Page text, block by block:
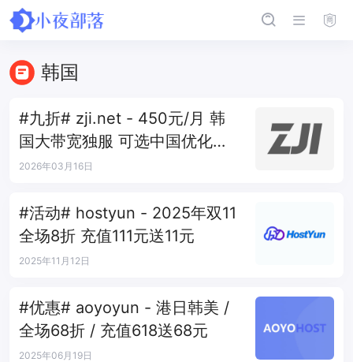
韩国
#九折# zji.net - 450元/月 韩
国大带宽独服 可选中国优化和
纯国际线路
2026年03月16日
#活动# hostyun - 2025年双11
全场8折 充值111元送11元
2025年11月12日
#优惠# aoyoyun - 港日韩美 /
全场68折 / 充值618送68元
2025年06月19日